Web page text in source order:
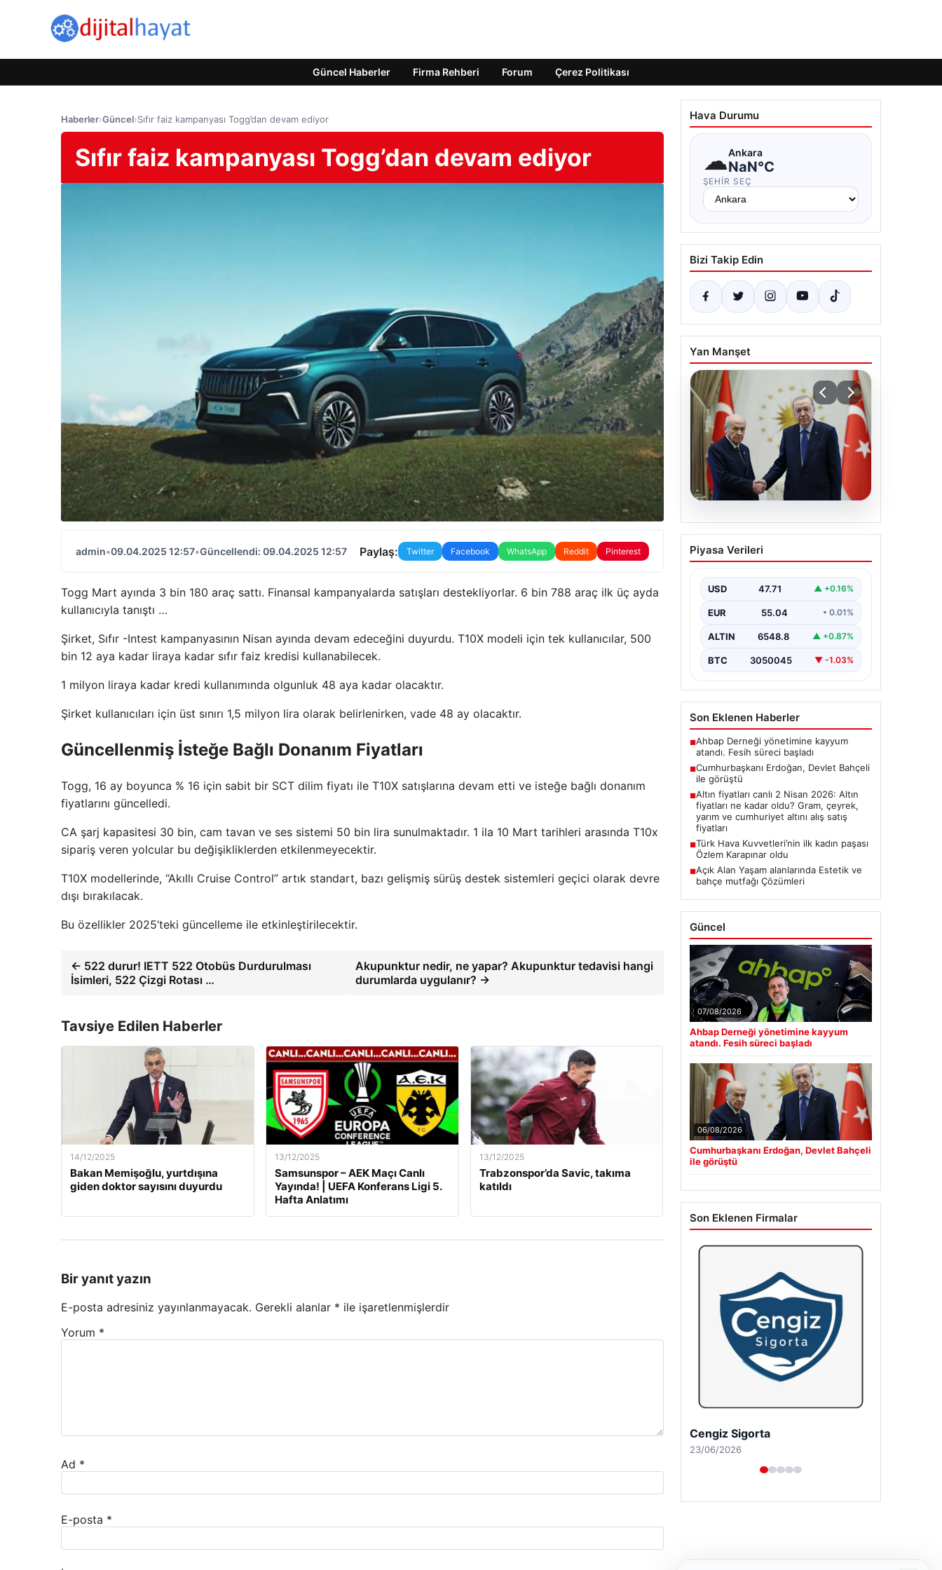
Güncel Haberler Firma Rehberi Forum Çerez Politikası
Haberler›Güncel›Sıfır faiz kampanyası Togg’dan devam ediyor
Sıfır faiz kampanyası Togg’dan devam ediyor
admin•09.04.2025 12:57•Güncellendi: 09.04.2025 12:57 Paylaş: Twitter Facebook WhatsApp Reddit Pinterest
Togg Mart ayında 3 bin 180 araç sattı. Finansal kampanyalarda satışları destekliyorlar. 6 bin 788 araç ilk üç ayda
kullanıcıyla tanıştı …
Şirket, Sıfır -Intest kampanyasının Nisan ayında devam edeceğini duyurdu. T10X modeli için tek kullanıcılar, 500
bin 12 aya kadar liraya kadar sıfır faiz kredisi kullanabilecek.
1 milyon liraya kadar kredi kullanımında olgunluk 48 aya kadar olacaktır.
Şirket kullanıcıları için üst sınırı 1,5 milyon lira olarak belirlenirken, vade 48 ay olacaktır.
Güncellenmiş İsteğe Bağlı Donanım Fiyatları
Togg, 16 ay boyunca % 16 için sabit bir SCT dilim fiyatı ile T10X satışlarına devam etti ve isteğe bağlı donanım
fiyatlarını güncelledi.
CA şarj kapasitesi 30 bin, cam tavan ve ses sistemi 50 bin lira sunulmaktadır. 1 ila 10 Mart tarihleri ​​arasında T10x
sipariş veren yolcular bu değişikliklerden etkilenmeyecektir.
T10X modellerinde, “Akıllı Cruise Control” artık standart, bazı gelişmiş sürüş destek sistemleri geçici olarak devre
dışı bırakılacak.
Bu özellikler 2025’teki güncelleme ile etkinleştirilecektir.
← 522 durur! IETT 522 Otobüs Durdurulması
İsimleri, 522 Çizgi Rotası …
Akupunktur nedir, ne yapar? Akupunktur tedavisi hangi
durumlarda uygulanır? →
Tavsiye Edilen Haberler
14/12/2025
Bakan Memişoğlu, yurtdışına
giden doktor sayısını duyurdu
13/12/2025
Samsunspor – AEK Maçı Canlı
Yayında! | UEFA Konferans Ligi 5.
Hafta Anlatımı
13/12/2025
Trabzonspor’da Savic, takıma
katıldı
Bir yanıt yazın
E-posta adresiniz yayınlanmayacak. Gerekli alanlar * ile işaretlenmişlerdir
Yorum *
Ad *
E-posta *
Hava Durumu
☁Ankara
NaN°C
ŞEHIR SEÇ
Bizi Takip Edin
Yan Manşet
Cumhurbaşkanı
Erdoğan, Devlet Bahçeli
Piyasa Verileri
USD 47.71 ▲ +0.16%
EUR 55.04 • 0.01%
ALTIN 6548.8 ▲ +0.87%
BTC 3050045 ▼ -1.03%
Son Eklenen Haberler
■Ahbap Derneği yönetimine kayyum
atandı. Fesih süreci başladı
■Cumhurbaşkanı Erdoğan, Devlet Bahçeli
ile görüştü
■Altın fiyatları canlı 2 Nisan 2026: Altın
fiyatları ne kadar oldu? Gram, çeyrek,
yarım ve cumhuriyet altını alış satış
fiyatları
■Türk Hava Kuvvetleri’nin ilk kadın paşası
Özlem Karapınar oldu
■Açık Alan Yaşam alanlarında Estetik ve
bahçe mutfağı Çözümleri
Güncel
07/08/2026
Ahbap Derneği yönetimine kayyum
atandı. Fesih süreci başladı
06/08/2026
Cumhurbaşkanı Erdoğan, Devlet Bahçeli
ile görüştü
Son Eklenen Firmalar
Hastaş Beton
26/05/2026